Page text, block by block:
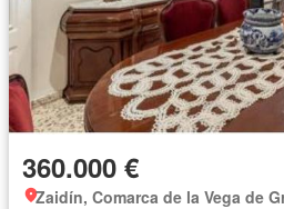
360.000 €
Zaidín, Comarca de la Vega de